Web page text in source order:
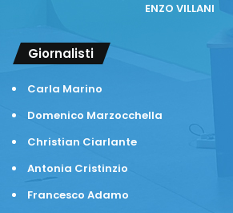
ENZO VILLANI
Giornalisti
Carla Marino
Domenico Marzocchella
Christian Ciarlante
Antonia Cristinzio
Francesco Adamo